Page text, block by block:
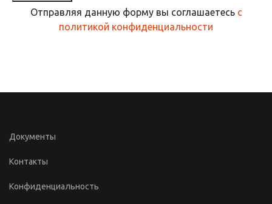
Отправляя данную форму вы соглашаетесь с
политикой конфиденциальности
Документы
Контакты
Конфиденциальность